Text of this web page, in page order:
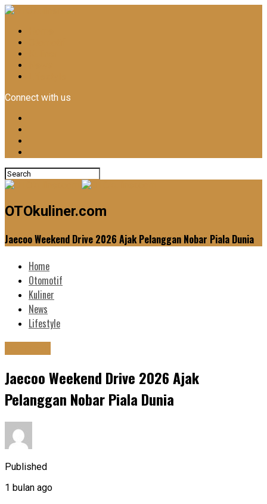
Connect with us
OTOkuliner.com
Jaecoo Weekend Drive 2026 Ajak Pelanggan Nobar Piala Dunia
Home
Otomotif
Kuliner
News
Lifestyle
Jaecoo Weekend Drive 2026 Ajak
Pelanggan Nobar Piala Dunia
Published
1 bulan ago